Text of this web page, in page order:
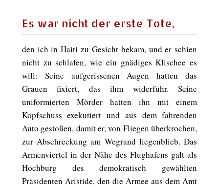
Es war nicht der erste Tote,
den ich in Haiti zu Gesicht bekam, und er schien
nicht zu schlafen, wie ein gnädiges Klischee es
will: Seine aufgerissenen Augen hatten das
Grauen fixiert, das ihm widerfuhr. Seine
uniformierten Mörder hatten ihn mit einem
Kopfschuss exekutiert und aus dem fahrenden
Auto gestoßen, damit er, von Fliegen überkrochen,
zur Abschreckung am Wegrand liegenblieb. Das
Armenviertel in der Nähe des Flughafens galt als
Hochburg des demokratisch gewählten
Präsidenten Aristide, den die Armee aus dem Amt